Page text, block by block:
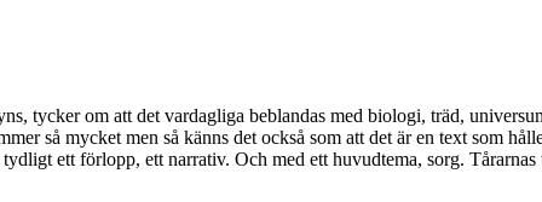
tycker om att det vardagliga beblandas med biologi, träd,
så mycket men så känns det också som att det är en text som
ett förlopp, ett narrativ. Och med ett huvudtema, sorg.